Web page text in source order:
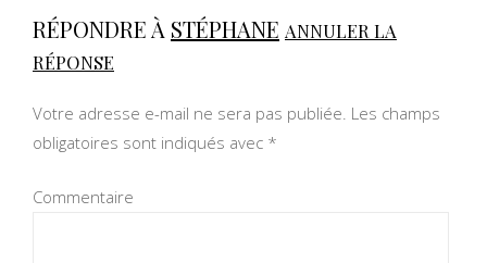
RÉPONDRE À STÉPHANE ANNULER LA
RÉPONSE
Votre adresse e-mail ne sera pas publiée. Les champs
obligatoires sont indiqués avec *
Commentaire